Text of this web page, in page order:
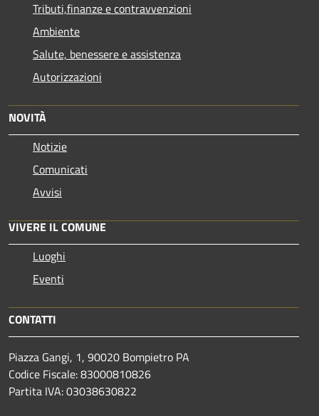
Tributi,finanze e contravvenzioni
Ambiente
Salute, benessere e assistenza
Autorizzazioni
NOVITÀ
Notizie
Comunicati
Avvisi
VIVERE IL COMUNE
Luoghi
Eventi
CONTATTI
Piazza Gangi, 1, 90020 Bompietro PA
Codice Fiscale: 83000810826
Partita IVA: 03038630822